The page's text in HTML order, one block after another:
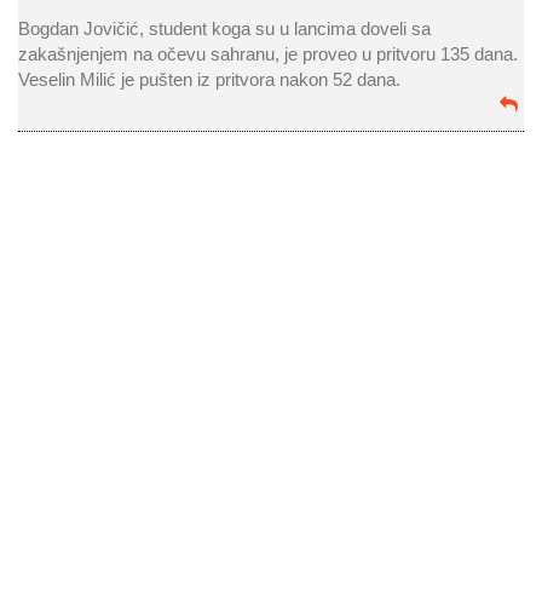
Bogdan Jovičić, student koga su u lancima doveli sa
zakašnjenjem na očevu sahranu, je proveo u pritvoru 135 dana.
Veselin Milić je pušten iz pritvora nakon 52 dana.